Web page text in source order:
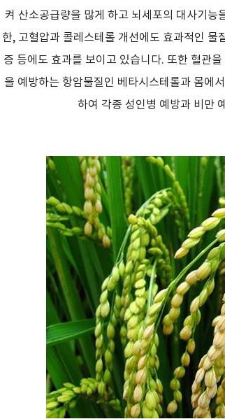
켜 산소공급량을 많게 하고 뇌세포의 대사기
한, 고혈압과 콜레스테롤 개선에도 효과적인 물
증 등에도 효과를 보이고 있습니다. 또한 혈관
을 예방하는 항암물질인 베타시스테롤과 몸에
하여 각종 성인병 예방과 비만